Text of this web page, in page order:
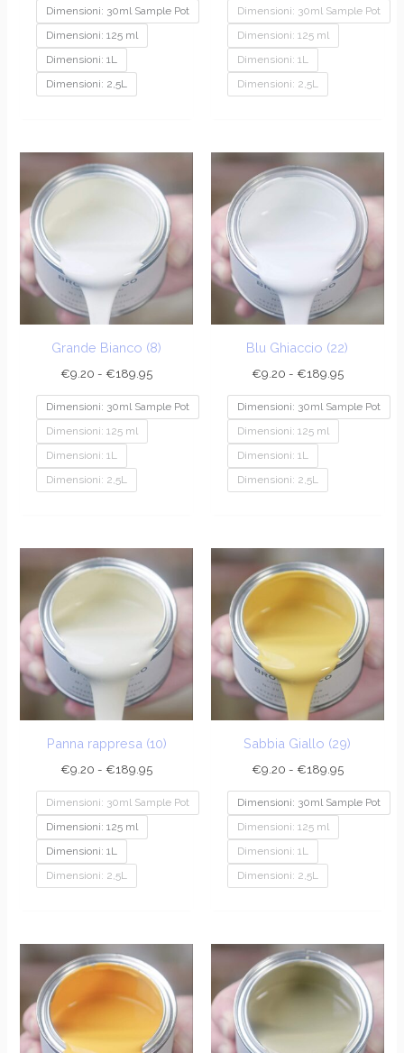
Dimensioni: 30ml Sample Pot
Dimensioni: 125 ml
Dimensioni: 1L
Dimensioni: 2,5L
Dimensioni: 30ml Sample Pot
Dimensioni: 125 ml
Dimensioni: 1L
Dimensioni: 2,5L
Grande Bianco (8)
€9.20 - €189.95
prezzo:
da
€9.20
a
€189.95
Dimensioni: 30ml Sample Pot
Dimensioni: 125 ml
Dimensioni: 1L
Dimensioni: 2,5L
Blu Ghiaccio (22)
€9.20 - €189.95
prezzo:
da
€9.20
€189.95
Dimensioni: 30ml Sample Pot
Dimensioni: 125 ml
Dimensioni: 1L
Dimensioni: 2,5L
Panna rappresa (10)
€9.20 - €189.95
di
prezzo:
da
€9.20
a
€189.95
Dimensioni: 30ml Sample Pot
Dimensioni: 125 ml
Dimensioni: 1L
Dimensioni: 2,5L
Sabbia Giallo (29)
€9.20 - €189.95
di
prezzo:
da
€9.20
€189.95
Dimensioni: 30ml Sample Pot
Dimensioni: 125 ml
Dimensioni: 1L
Dimensioni: 2,5L
di
prezzo:
da
€9.20
a
€189.95
di
prezzo:
da
€9.20
€189.95